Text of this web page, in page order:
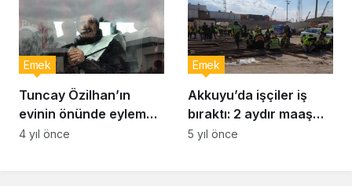
vurulması
gerekiyordu?
Tuncay Özilhan’ın
evinin önünde eylem
yapan Migros işçileri
Emek
4 yıl önce
Akkuyu’da işçiler iş
bıraktı: 2 aydır maaş
almıyoruz
Emek
5 yıl önce